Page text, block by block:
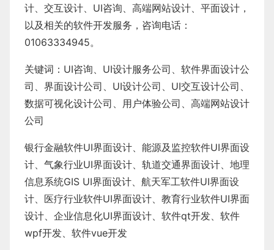
计
交互设计 UI咨询 高端网站设计 平面设计 ，
以及相关的软件开发服务，咨询电话：
01063334945。
关键词： UI咨询 UI设计服务公司
软件界面设计公
司、界面设计公司、 UI设计公司 UI交互设计公司
数据可视化设计公司
用户体验公司
高端网站设计
公司
银行金融软件UI界面设计 能源及监控软件UI界面设
计
气象行业UI界面设计 轨道交通界面设计
地理
信息系统GIS UI界面设计 航天军工软件UI界面设
计
医疗行业软件UI界面设计 教育行业软件UI界面
设计
企业信息化UI界面设计、 软件qt开发
软件
wpf开发
软件vue开发